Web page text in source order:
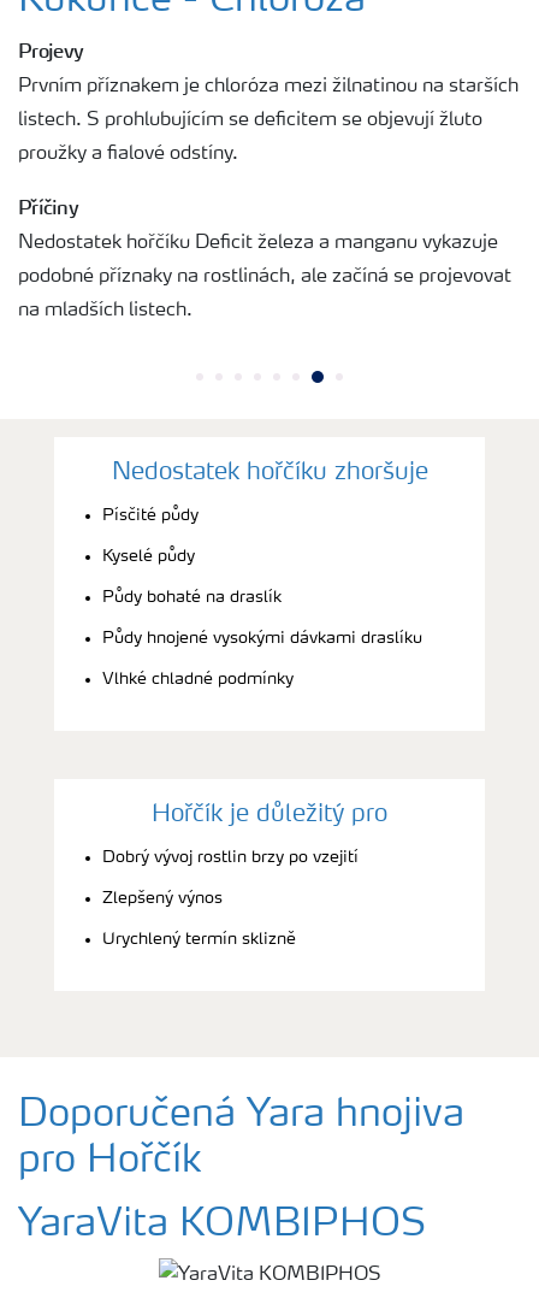
Projevy
Prvním příznakem je chloróza mezi žilnatinou na starších
listech. S prohlubujícím se deficitem se objevují žluto
proužky a fialové odstíny.
Příčiny
Nedostatek hořčíku Deficit železa a manganu vykazuje
podobné příznaky na rostlinách, ale začíná se projevovat
na mladších listech.
Nedostatek hořčíku zhoršuje
Písčité půdy
Kyselé půdy
Půdy bohaté na draslík
Půdy hnojené vysokými dávkami draslíku
Vlhké chladné podmínky
Hořčík je důležitý pro
Dobrý vývoj rostlin brzy po vzejití
Zlepšený výnos
Urychlený termín sklizně
Doporučená Yara hnojiva
pro Hořčík
YaraVita KOMBIPHOS